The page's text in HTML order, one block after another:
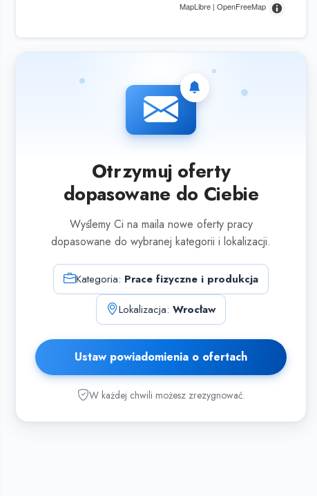
MapLibre | OpenFreeMap
Otrzymuj oferty
dopasowane do Ciebie
Wyślemy Ci na maila nowe oferty pracy
dopasowane do wybranej kategorii i lokalizacji.
Kategoria: Prace fizyczne i produkcja
Lokalizacja: Wrocław
Ustaw powiadomienia o ofertach
W każdej chwili możesz zrezygnować.